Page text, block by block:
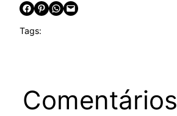
Share on Facebook Share on Pinterest Share on WhatsApp Email this Page
Tags:
Comentários